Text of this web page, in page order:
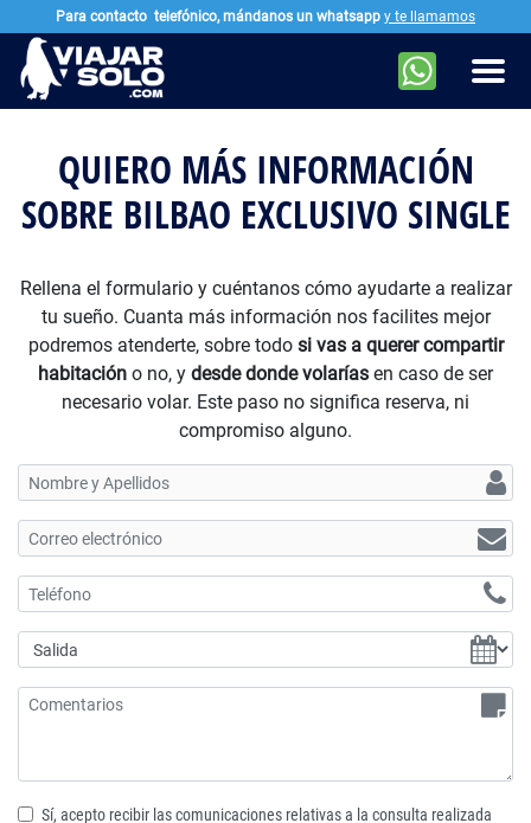
Ir al contenido principal
QUIERO MÁS INFORMACIÓN
SOBRE BILBAO EXCLUSIVO SINGLE
Rellena el formulario y cuéntanos cómo ayudarte a realizar
tu sueño. Cuanta más información nos facilites mejor
podremos atenderte, sobre todo si vas a querer compartir
habitación o no, y desde donde volarías en caso de ser
necesario volar. Este paso no significa reserva, ni
compromiso alguno.
Sí, acepto recibir las comunicaciones relativas a la consulta realizada
Para contacto telefónico, mándanos un whatsapp y te llamamos